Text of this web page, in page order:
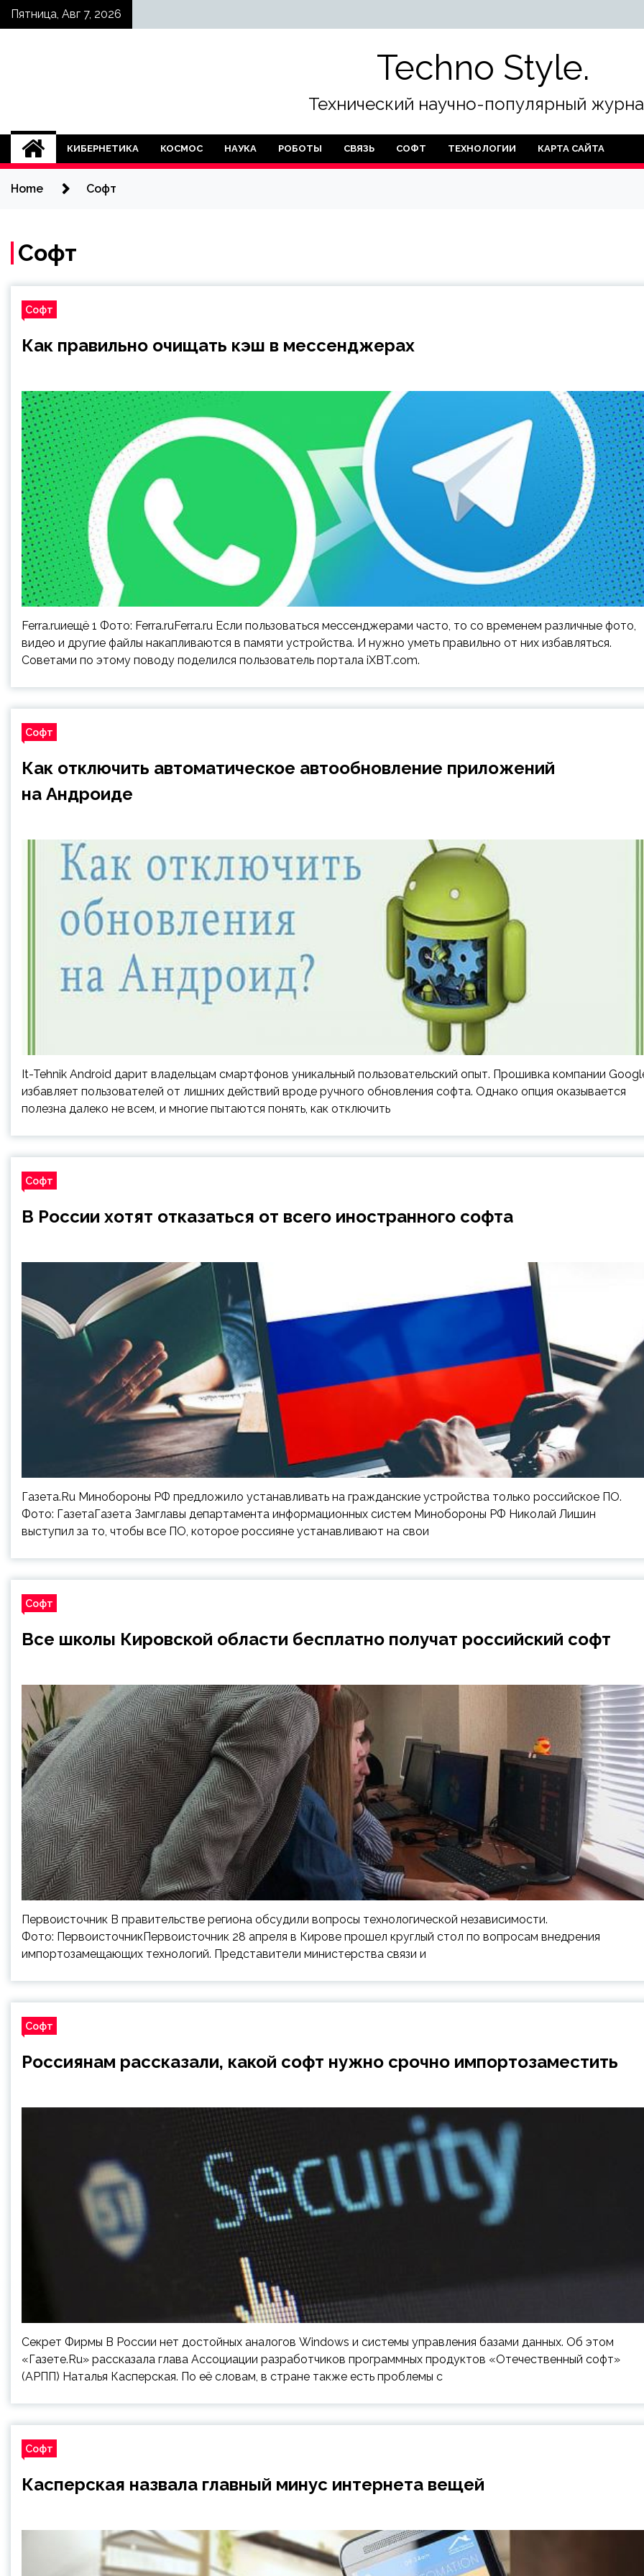
SkipПятница, Авг 7, 2026
Techno Style.
Технический научно-популярный
КИБЕРНЕТИКА КОСМОС НАУКА РОБОТЫ СВЯЗЬ СОФТ ТЕХНОЛОГИИ КАРТА САЙТА
Home Софт
Софт
Софт
Как правильно очищать кэш в мессенджерах
Ferra.ruиещё 1 Фото: Ferra.ruFerra.ru Если пользоваться мессенджерами часто, то со временем различные фото,
видео и другие файлы накапливаются в памяти устройства. И нужно уметь правильно от них избавляться.
Советами по этому поводу поделился пользователь портала iXBT.com.
Софт
Как отключить автоматическое автообновление приложений
на Андроиде
It-Tehnik Android дарит владельцам смартфонов уникальный пользовательский опыт. Прошивка компании
избавляет пользователей от лишних действий вроде ручного обновления софта. Однако опция оказывается
полезна далеко не всем, и многие пытаются понять, как отключить
Софт
В России хотят отказаться от всего иностранного софта
Газета.Ru Минобороны РФ предложило устанавливать на гражданские устройства только российское ПО.
Фото: ГазетаГазета Замглавы департамента информационных систем Минобороны РФ Николай Лишин
выступил за то, чтобы все ПО, которое россияне устанавливают на свои
Софт
Все школы Кировской области бесплатно получат российский софт
Первоисточник В правительстве региона обсудили вопросы технологической независимости.
Фото: ПервоисточникПервоисточник 28 апреля в Кирове прошел круглый стол по вопросам внедрения
импортозамещающих технологий. Представители министерства связи и
Софт
Россиянам рассказали, какой софт нужно срочно импортозаместить
Секрет Фирмы В России нет достойных аналогов Windows и системы управления базами данных. Об этом
«Газете.Ru» рассказала глава Ассоциации разработчиков программных продуктов «Отечественный софт»
(АРПП) Наталья Касперская. По её словам, в стране также есть проблемы с
Софт
Касперская назвала главный минус интернета вещей